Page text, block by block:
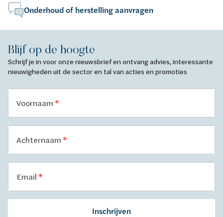
Onderhoud of herstelling aanvragen
Blijf op de hoogte
Schrijf je in voor onze nieuwsbrief en ontvang advies, interessante
nieuwigheden uit de sector en tal van acties en promoties
Voornaam
Achternaam
Email
Inschrijven